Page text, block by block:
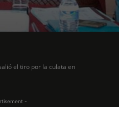
el tiro por la culata en
-